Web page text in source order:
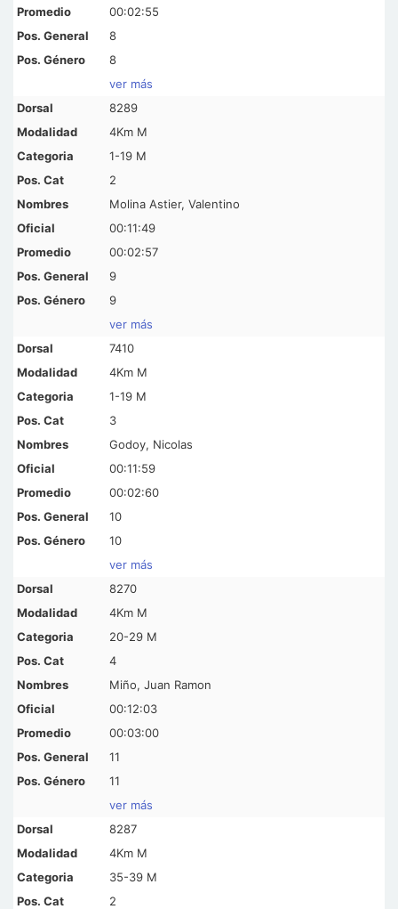
00:02:55
8
8
ver más
8289
4Km M
1-19 M
2
Molina Astier, Valentino
00:11:49
00:02:57
9
9
ver más
7410
4Km M
1-19 M
3
Godoy, Nicolas
00:11:59
00:02:60
10
10
ver más
8270
4Km M
20-29 M
4
Miño, Juan Ramon
00:12:03
00:03:00
11
11
ver más
8287
4Km M
35-39 M
2